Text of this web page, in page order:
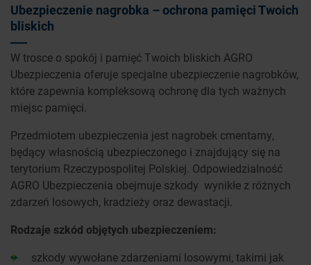
Ubezpieczenie nagrobka – ochrona pamięci Twoich
bliskich
W trosce o spokój i pamięć Twoich bliskich AGRO
Ubezpieczenia oferuje specjalne ubezpieczenie nagrobków,
które zapewnia kompleksową ochronę dla tych ważnych
miejsc pamięci.
Przedmiotem ubezpieczenia jest nagrobek cmentarny,
będący własnością ubezpieczonego i znajdujący się na
terytorium Rzeczypospolitej Polskiej. Odpowiedzialność
AGRO Ubezpieczenia obejmuje szkody wynikłe z różnych
zdarzeń losowych, kradzieży oraz dewastacji.
Rodzaje szkód objętych ubezpieczeniem:
szkody wywołane zdarzeniami losowymi, takimi jak